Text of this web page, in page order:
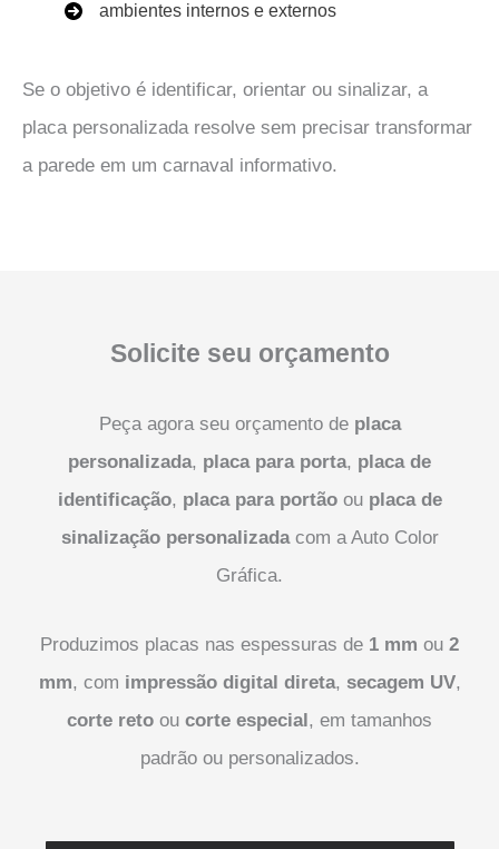
ambientes internos e externos
Se o objetivo é identificar, orientar ou sinalizar, a
placa personalizada resolve sem precisar transformar
a parede em um carnaval informativo.
Solicite seu orçamento
Peça agora seu orçamento de placa
personalizada, placa para porta, placa de
identificação, placa para portãoou placa de
sinalização personalizadacom a Auto Color
Gráfica.
Produzimos placas nas espessuras de 1 mm ou 2
mm, com impressão digital direta, secagem UV,
corte reto ou corte especial, em tamanhos
padrão ou personalizados.